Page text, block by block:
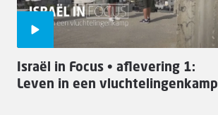
Israël in Focus • aflevering 1:
Leven in een vluchtelingenkamp